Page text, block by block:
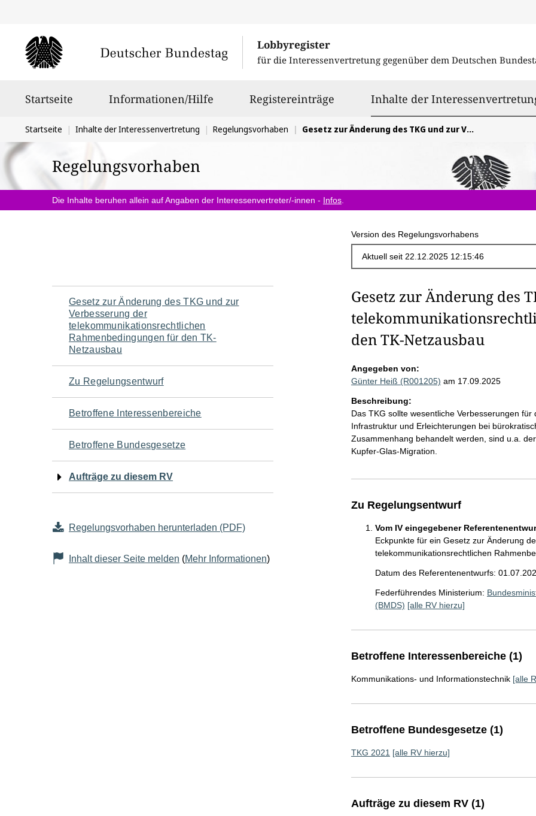
Lobbyregister
für die Interessenvertretung gegenüber dem Deutschen
Startseite Informationen/Hilfe Registereinträge Inhalte der
Sie
befinden
sich
hier:
Startseite Inhalte der Interessenvertretung Regelungsvorhaben Gesetz zur Änderung des TKG und zur Verbesserung der telekommunikationsrechtlichen Rahmenbedingungen für den TK-Netzausbau
Regelungsvorhaben
Die Inhalte beruhen allein auf Angaben der Interessenvertreter/-innen - Infos
Version des Regelungsvorhabens
Navigation
für
den
Seiteninhalt
Gesetz zur Änderung des TKG und zur
Verbesserung der
telekommunikationsrechtlichen
Rahmenbedingungen für den TK-
Netzausbau
Zu Regelungsentwurf
Betroffene Interessenbereiche
Betroffene Bundesgesetze
Aufträge zu diesem RV
Regelungsvorhaben herunterladen (PDF)
Inhalt dieser Seite melden (Mehr Informationen)
Gesetz zur Änderung des
den TK-Netzausbau
Angegeben von:
Günter Heiß (R001205) am 17.09.2025
Beschreibung:
Das TKG sollte wesentliche Verbesserungen
Infrastruktur und Erleichterungen bei
Zusammenhang behandelt werden, sind u.a.
Kupfer-Glas-Migration.
Zu Regelungsentwurf
Vom IV eingegebener
Eckpunkte für ein Gesetz zur Änderung
telekommunikationsrechtlichen
Datum des Referentenentwurfs:
Federführendes Ministerium:
(BMDS) [alle RV hierzu]
Betroffene Interessenbereiche (1)
Kommunikations- und Informationstechnik [alle
Betroffene Bundesgesetze (1)
TKG 2021 [alle RV hierzu]
Aufträge zu diesem RV (1)